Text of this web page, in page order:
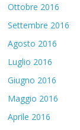
Ottobre 2016
Settembre 2016
Agosto 2016
Luglio 2016
Giugno 2016
Maggio 2016
Aprile 2016